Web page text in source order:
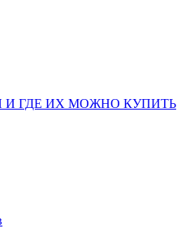
ГДЕ ИХ МОЖНО КУПИТЬ